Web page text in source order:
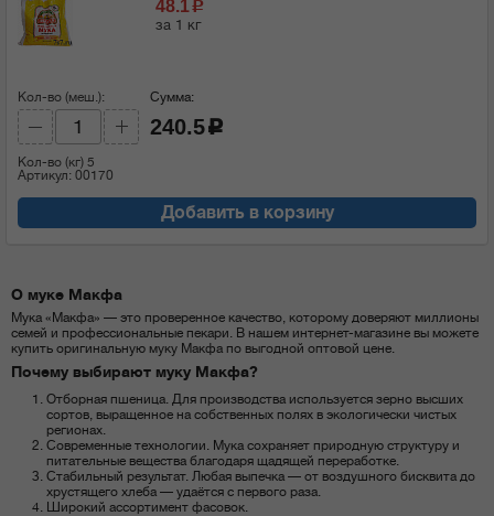
48.1c
за 1 кг
Кол-во (меш.):
Кол-во (кг) 5
Артикул: 00170
Сумма:
240.5 c
Добавить в корзину
О муке Макфа
Мука «Макфа» — это проверенное качество, которому доверяют миллионы
семей и профессиональные пекари. В нашем интернет-магазине вы можете
купить оригинальную муку Макфа по выгодной оптовой цене.
Почему выбирают муку Макфа?
Отборная пшеница. Для производства используется зерно высших
сортов, выращенное на собственных полях в экологически чистых
регионах.
Современные технологии. Мука сохраняет природную структуру и
питательные вещества благодаря щадящей переработке.
Стабильный результат. Любая выпечка — от воздушного бисквита до
хрустящего хлеба — удаётся с первого раза.
Широкий ассортимент фасовок.